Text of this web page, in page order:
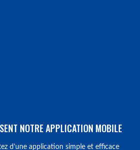
NOTRE APPLICATION MOBILE
d’une application simple et efficace